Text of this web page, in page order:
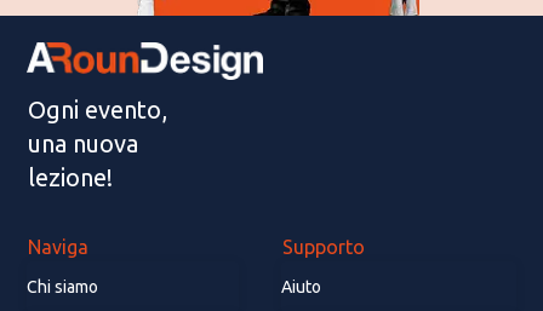
Ogni evento,
una nuova
lezione!
Naviga
Chi siamo
Supporto
Aiuto